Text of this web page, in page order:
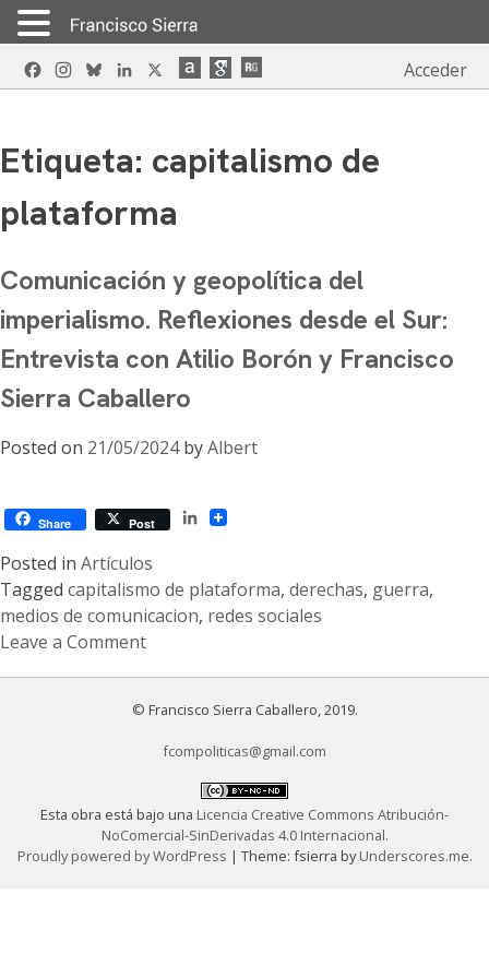
Skip
to
FacebookInstagram
BlueskyLinkedIn Acceder
Etiqueta: capitalismo de
plataforma
Comunicación y geopolítica del
imperialismo. Reflexiones desde el Sur:
Entrevista con Atilio Borón y Francisco
Sierra Caballero
Posted on 21/05/2024byAlbert
Share Post
LinkedIn
Posted in Artículos
Tagged capitalismo de plataforma, derechas, guerra,
medios de comunicacion, redes sociales
Leave a Comment
Reflexiones
desde
© Francisco Sierra Caballero, 2019.
fcompoliticas@gmail.com
Esta obra está bajo una Licencia Creative Commons Atribución-
NoComercial-SinDerivadas 4.0 Internacional.
Proudly powered by WordPress | Theme: fsierra byUnderscores.me.